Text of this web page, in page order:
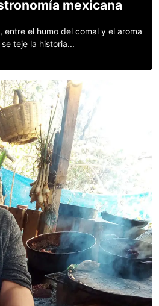
mexicana
entre el humo del comal y el aroma
teje la historia...